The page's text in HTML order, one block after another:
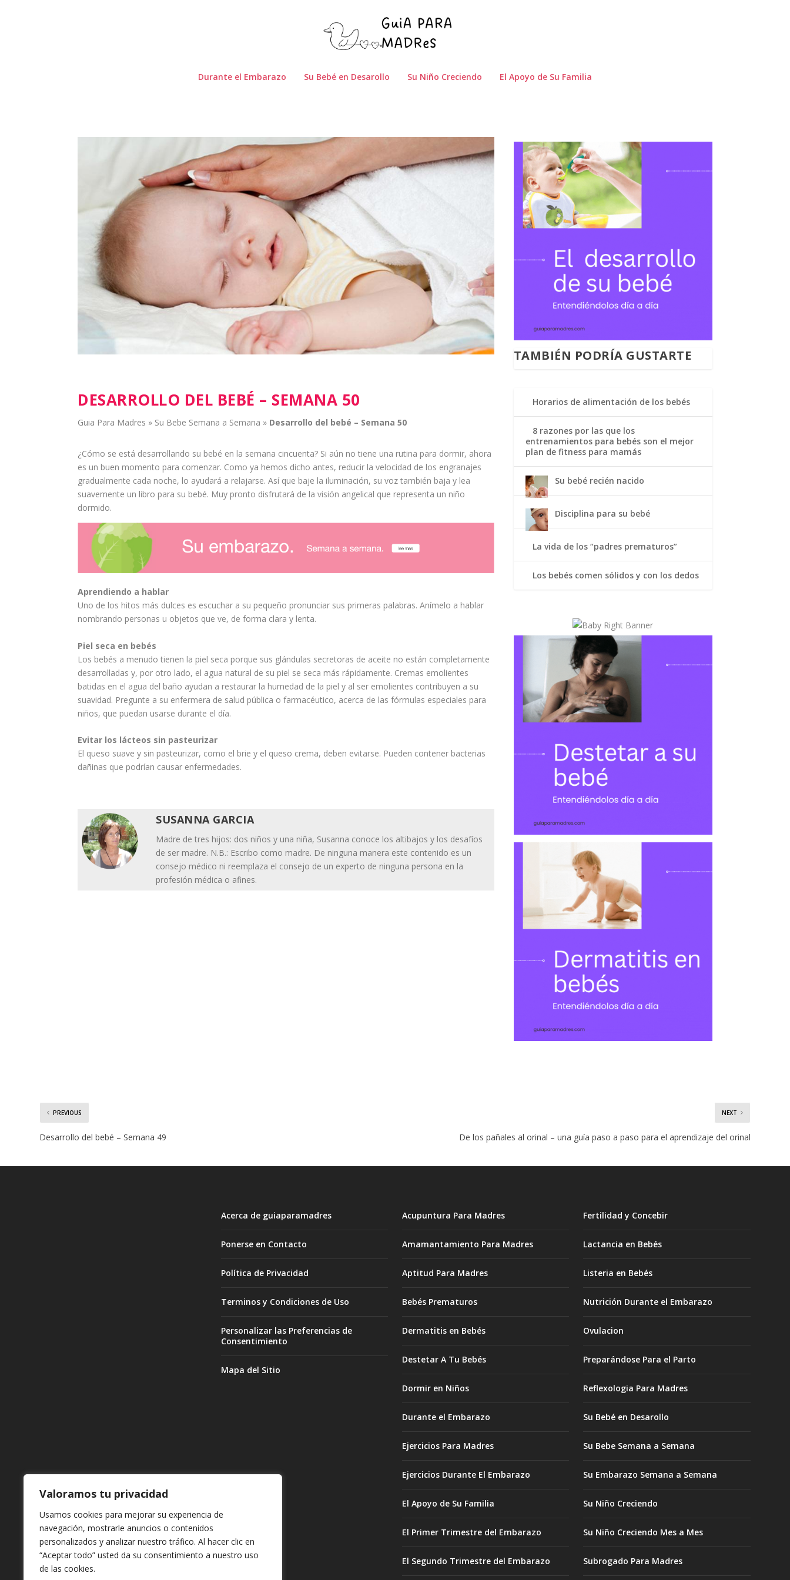
Valoramos tu privacidad
Usamos cookies para mejorar su experiencia de
navegación, mostrarle anuncios o contenidos
personalizados y analizar nuestro tráfico. Al hacer clic en
“Aceptar todo” usted da su consentimiento a nuestro uso
de las cookies.
Durante el Embarazo Su Bebé en Desarollo Su Niño Creciendo El Apoyo de Su Familia
DESARROLLO DEL BEBÉ – SEMANA 50
Guia Para Madres » Su Bebe Semana a Semana » Desarrollo del bebé – Semana 50
¿Cómo se está desarrollando su bebé en la semana cincuenta? Si aún no tiene una rutina para dormir, ahora
es un buen momento para comenzar. Como ya hemos dicho antes, reducir la velocidad de los engranajes
gradualmente cada noche, lo ayudará a relajarse. Así que baje la iluminación, su voz también baja y lea
suavemente un libro para su bebé. Muy pronto disfrutará de la visión angelical que representa un niño
dormido.
Aprendiendo a hablar
Uno de los hitos más dulces es escuchar a su pequeño pronunciar sus primeras palabras. Anímelo a hablar
nombrando personas u objetos que ve, de forma clara y lenta.
Piel seca en bebés
Los bebés a menudo tienen la piel seca porque sus glándulas secretoras de aceite no están completamente
desarrolladas y, por otro lado, el agua natural de su piel se seca más rápidamente. Cremas emolientes
batidas en el agua del baño ayudan a restaurar la humedad de la piel y al ser emolientes contribuyen a su
suavidad. Pregunte a su enfermera de salud pública o farmacéutico, acerca de las fórmulas especiales para
niños, que puedan usarse durante el día.
Evitar los lácteos sin pasteurizar
El queso suave y sin pasteurizar, como el brie y el queso crema, deben evitarse. Pueden contener bacterias
dañinas que podrían causar enfermedades.
SUSANNA GARCIA
Madre de tres hijos: dos niños y una niña, Susanna conoce los altibajos y los desafíos
de ser madre. N.B.: Escribo como madre. De ninguna manera este contenido es un
consejo médico ni reemplaza el consejo de un experto de ninguna persona en la
profesión médica o afines.
TAMBIÉN PODRÍA GUSTARTE
Horarios de alimentación de los bebés
8 razones por las que los
entrenamientos para bebés son el mejor
plan de fitness para mamás
Su bebé recién nacido
Disciplina para su bebé
La vida de los “padres prematuros”
Los bebés comen sólidos y con los dedos
PREVIOUS
Desarrollo del bebé – Semana 49
NEXT
De los pañales al orinal – una guía paso a paso para el aprendizaje del orinal
Acerca de guiaparamadres
Ponerse en Contacto
Política de Privacidad
Terminos y Condiciones de Uso
Personalizar las Preferencias de
Consentimiento
Mapa del Sitio
Acupuntura Para Madres
Amamantamiento Para Madres
Aptitud Para Madres
Bebés Prematuros
Dermatitis en Bebés
Destetar A Tu Bebés
Dormir en Niños
Durante el Embarazo
Ejercicios Para Madres
Ejercicios Durante El Embarazo
El Apoyo de Su Familia
El Primer Trimestre del Embarazo
El Segundo Trimestre del Embarazo
Fertilidad y Concebir
Lactancia en Bebés
Listeria en Bebés
Nutrición Durante el Embarazo
Ovulacion
Preparándose Para el Parto
Reflexologia Para Madres
Su Bebé en Desarollo
Su Bebe Semana a Semana
Su Embarazo Semana a Semana
Su Niño Creciendo
Su Niño Creciendo Mes a Mes
Subrogado Para Madres